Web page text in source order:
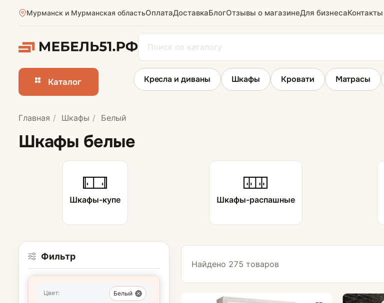
Мурманск и Мурманская областьОплатаДоставкаБлогОтзывы о магазинеДля бизнесаКонтакты
Каталог
Шкафы на заказ
Кресла и диваны Шкафы Кровати Матрасы
Главная Шкафы Белый
Шкафы белые
Шкафы-купе Шкафы-распашные
Фильтр
Цвет: Белый
Найдено 275 товаров